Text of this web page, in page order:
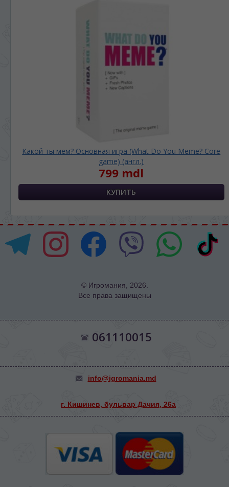
Какой ты мем? Основная игра (What Do You Meme? Core
game) (англ.)
799 mdl
© Игромания, 2026.
Все права защищены
061110015
info@igromania.md
г. Кишинев, бульвар Дачия, 26а